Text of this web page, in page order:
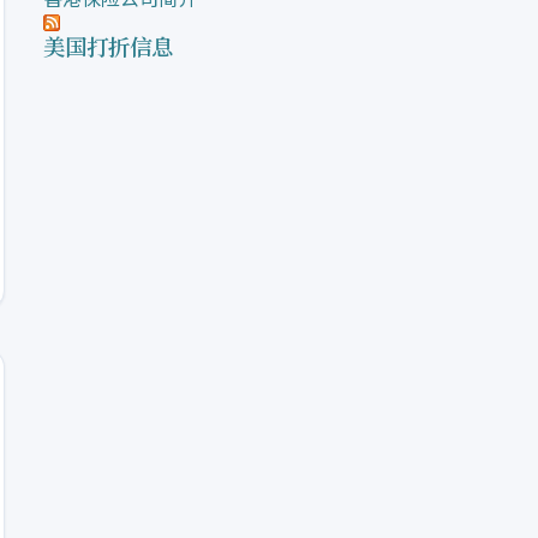
美国打折信息